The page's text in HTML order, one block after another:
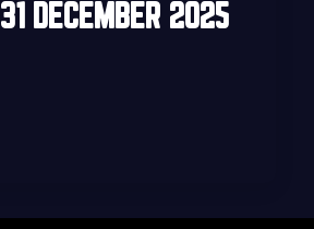
31 DECEMBER 2025